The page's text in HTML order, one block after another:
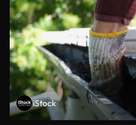
iStock